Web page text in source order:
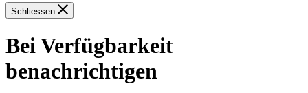
Schliessen
Bei Verfügbarkeit
benachrichtigen